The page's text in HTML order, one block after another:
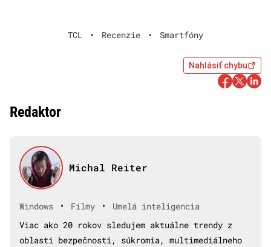
TCL • Recenzie • Smartfóny
Nahlásiť chybu
Redaktor
Michal Reiter
Windows • Filmy •
Umelá inteligencia
Viac ako 20 rokov sledujem aktuálne trendy z
oblasti bezpečnosti, súkromia, multimediálneho